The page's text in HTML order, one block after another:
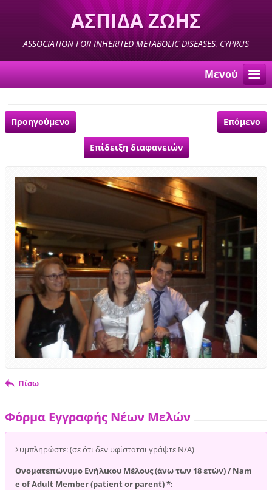
ΑΣΠΙΔΑ ΖΩΗΣ
ASSOCIATION FOR INHERITED METABOLIC DISEASES, CYPRUS
Μενού
Προηγούμενο Επόμενο
Επίδειξη διαφανειών
Πίσω
Φόρμα Εγγραφής Νέων Μελών
Συμπληρώστε: (σε ότι δεν υφίσταται γράψτε Ν/Α)
Ονοματεπώνυμο Ενήλικου Μέλους (άνω των 18 ετών) / Nam
e of Adult Member (patient or parent) *: